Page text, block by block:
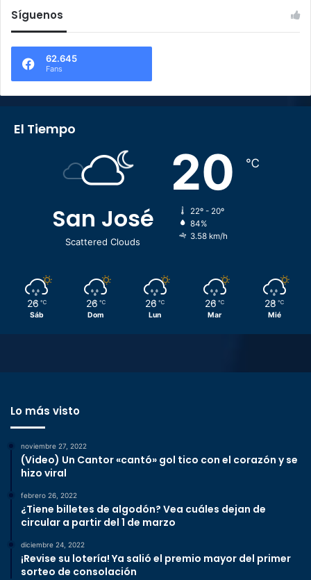
Síguenos
62.645
Fans
El Tiempo
San José
Scattered Clouds
20 ℃
22º - 20º
84%
3.58 km/h
26 ℃
Sáb
26 ℃
Dom
26 ℃
Lun
26 ℃
Mar
28 ℃
Mié
Lo más visto
noviembre 27, 2022
(Video) Un Cantor «cantó» gol tico con el corazón y se
hizo viral
febrero 26, 2022
¿Tiene billetes de algodón? Vea cuáles dejan de
circular a partir del 1 de marzo
diciembre 24, 2022
¡Revise su lotería! Ya salió el premio mayor del primer
sorteo de consolación